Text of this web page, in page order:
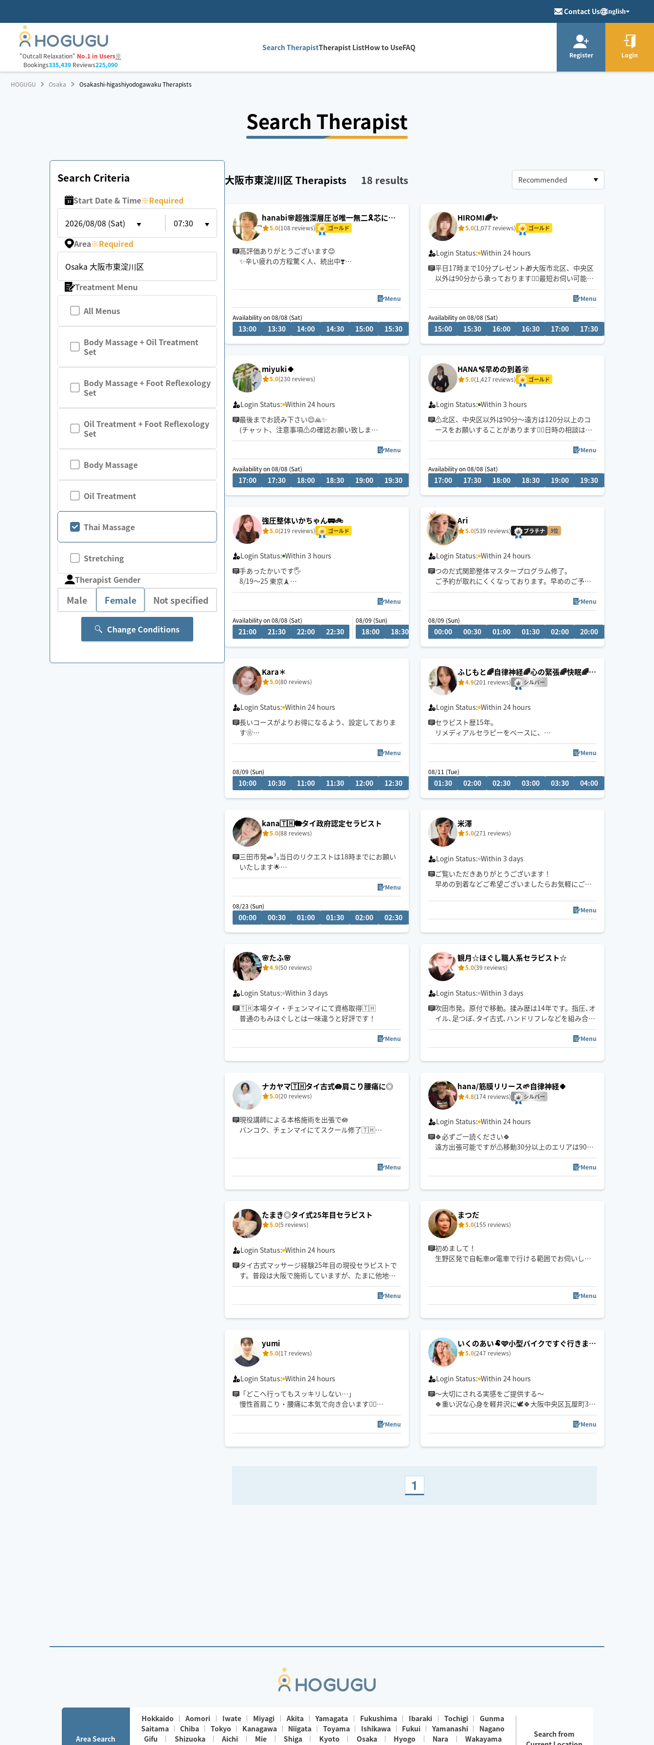
Contact Us English
"Outcall Relaxation" No.1 in Users※
Bookings335,439Reviews225,090
Search TherapistTherapist ListHow to UseFAQ
Register Login
HOGUGU Osaka Osakashi-higashiyodogawaku Therapists
Search Therapist
Search Criteria
Start Date & Time※Required
2026/08/08 (Sat)
07:30
Area※Required
Osaka 大阪市東淀川区
Treatment Menu
All Menus
Body Massage + Oil Treatment
Set
Body Massage + Foot Reflexology
Set
Oil Treatment + Foot Reflexology
Set
Body Massage
Oil Treatment
Thai Massage
Stretching
Therapist Gender
Male Female Not specified
Change Conditions
大阪市東淀川区 Therapists 18 results
hanabi🌸超強深層圧🥇唯一無二🎗️芯に効
く施術で指名多数✨
5.0(108 reviews) ゴールド
高評価ありがとうございます😊
✨辛い疲れの方程驚く人、続出中❣️
セラピスト歴20年🎀身体の悩みと向き合ってきたお
諦めていないですか？
それ、硬っている芯の部分が緩んでいないからです
ょ☝️
感覚をぜひお試し下さい✨
Menu
Availability on 08/08 (Sat)
13:00 13:30 14:00 14:30 15:00 15:30 16:30 17:00 17:30 18:00 18:30
HIROMI🌈✨
5.0(1,077 reviews) ゴールド
Login Status: Within 24 hours
平日17時まで10分プレゼント🎁大阪市北区、中央区
以外は90分から承っております🙇‍♀️最短お伺い可能✨
日時相談はチャットから相談ください💬
しっかりした圧でゆったりした流れでさせていただ
きます✨
Menu
Availability on 08/08 (Sat)
15:00 15:30 16:00 16:30 17:00 17:30
miyuki🍀
5.0(230 reviews)
Login Status: Within 24 hours
最後までお読み下さい😌🙏✨
(チャット、注意事項⚠️の確認お願い致します)
自転車🚲移動の為、
時間に余裕を持って
リクエストお願い致します😌✨
Menu
Availability on 08/08 (Sat)
17:00 17:30 18:00 18:30 19:00 19:30
08/09 (Sun)
19:00 19:30 20:00 18:00 18:30
HANA🫧早めの到着🉑
5.0(1,427 reviews) ゴールド
Login Status: Within 3 hours
⚠️北区、中央区以外は90分〜遠方は120分以上のコ
ースをお願いすることがあります🙇‍♀️日時の相談はチ
ャットor当日以降の予約をとって頂きご相談くださ
Menu
Availability on 08/08 (Sat)
17:00 17:30 18:00 18:30 19:00 19:30
強圧整体いかちゃん🚃🚲
5.0(219 reviews) ゴールド
Login Status: Within 3 hours
手あったかいです🖐️
8/19〜25 東京🗼
枠閉じてる時間でも、可能な限り
お問い合わせ頂けますと幸いです✨
※Wワークのため、お返事遅れる場合がございま
す。
Menu
Availability on 08/08 (Sat)
21:00 21:30 22:00 22:30
08/09 (Sun)
18:00 18:30 19:00 19:30 20:00 20:30 21:00 21:30
Ari
5.0(539 reviews) プラチナ 3位
Login Status: Within 24 hours
つのだ式関節整体マスタープログラム修了。
ご予約が取れにくくなっております。早めのご予約
をお勧めしています。
びっくりするくらい強押しに感じるかもしれません
が、凝り固まった部分をピンポイントでほぐす時に
感じる圧です。頑固な凝りをほぐしてスッキリした
Menu
08/09 (Sun)
00:00 00:30 01:00 01:30 02:00 20:00
Kara＊
5.0(80 reviews)
Login Status: Within 24 hours
長いコースがよりお得になるよう、設定しておりま
す❀
不定期で東京でも施術しております
タイ古式ベースの心地よいリズムと圧で、お客様一
人一人に合わせた施術を心がけており、
心身ともにリラックスしていただけるよう頑張りま
東淀川区、又は中央区から出発いたします。
地域によっては90分以上のコースをお願いする場合
がございます。予めご了承ください。
Menu
08/09 (Sun)
10:00 10:30 11:00 11:30 12:00 12:30 13:30 14:00 14:30 15:00 15:30
ふじもと🌈自律神経🌈心の緊張🌈快眠🌈疲
労回復
4.9(201 reviews) シルバー
Login Status: Within 24 hours
セラピスト歴15年。
リメディアルセラピーをベースに、
身体の深部からゆるめながら
やさしくしっかり効く💪
ただ疲れを取るだけじゃなく、
「力を抜く感覚」を思い出す時間を。
本来のパフォーマンスに戻るお手伝いをしていま
す。
🌟身体を見極めた施術を心掛け、
同業セラピストからもご指名頂いてます。
Menu
08/11 (Tue)
01:30 02:00 02:30 03:00 03:30 04:00
kana‪🇹🇭🐘タイ政府認定セラピスト
5.0(88 reviews)
三田市発🚗³₃当日のリクエストは18時までにお願い
いたします🌟
閉めてる時間帯でもお受けできることもあるので先
時間の調整をお願いするかもしれないのでご了承く
ださいm(*_ _)m
Menu
08/23 (Sun)
00:00 00:30 01:00 01:30 02:00 02:30 03:00 09:00 09:30 10:00 10:30 11:00
米澤
5.0(271 reviews)
Login Status: Within 3 days
ご覧いただきありがとうございます！
早めの到着などご希望ございましたらお気軽にご連
場所によりお時間変更いていただく可能性ございま
Menu
🌸たふ🌸
4.9(50 reviews)
Login Status: Within 3 days
🇹🇭本場タイ・チェンマイにて資格取得🇹🇭
普通のもみほぐしとは一味違うと好評です！
Menu
観月☆ほぐし職人系セラピスト☆
5.0(39 reviews)
Login Status: Within 3 days
吹田市発。原付で移動。揉み歴は14年です。指圧､オ
イル､足つぼ､タイ古式､ハンドリフレなどを組み合わ
せて､お客様のお疲れ具合やお好みに応じた施術を､
心地良く圧と真心を込めてご提供致します。ぜひ一
度ご指名下さい。時間帯や対応エリア外のご相談､強
揉み対応も可能です。施術中は返信が出来ずに自動
のご予約をどうぞ宜しくお願い致します。
Menu
ナカヤマ🇹🇭タイ古式🪷肩こり腰痛に◎
5.0(20 reviews)
現役講師による本格施術を出張で🪷
バンコク、チェンマイにてスクール修了🇹🇭
大阪市外90分〜、
ゼーションサービスの施術講師も兼任中✨
⚠️もみほぐし+フットはタイ古式+フットで施術いた
します。
💆‍♀️ドライヘッドスパ全メニュー対応可
Menu
hana/筋膜リリース🌱自律神経🍀
4.8(174 reviews) シルバー
Login Status: Within 24 hours
🍀必ずご一読ください🍀
遠方出張可能ですが⚠️移動30分以上のエリアは90分
メニューから〜移動60分以上は120分以上メニュー
施術は患部に負担なく筋膜を緩めます🪷不思議と身
るゴリゴリ揉みほぐしは身体には良くはない為やり
ません❎頑固に癒着した筋膜や凝りを負担なく緩め
ます。ご希望に合う方の予約をお待ちしております
Menu
たまき◎タイ式25年目セラピスト
5.0(5 reviews)
Login Status: Within 24 hours
タイ古式マッサージ経験25年目の現役セラピストで
す。普段は大阪で施術していますが、たまに他地方
でもお仕事しています。
各種オイルマッサージ、もみはぐしもたくさんの現
場で経験してきました。技術は確かですので安心し
細い女性の圧では物足りないような男性も大歓迎。
タイ式でもオイルとドライのミックスも可能です。
リフレッシュして新しい日を元気に過ごしましょ
Menu
まつだ
5.0(155 reviews)
初めまして！
生野区発で自転車or電車で行ける範囲でお伺いしま
市外の方90分以上であれば対応いたします👍
Menu
yumi
5.0(17 reviews)
Login Status: Within 24 hours
「どこへ行ってもスッキリしない…」
慢性首肩こり・腰痛に本気で向き合います💆‍♀️
看護師セラピスト、セラピスト歴8年。
リラックスしながら、しっかり効果を感じたい方に
おすすめです。
Menu
いくのあい🐏🩷小型バイクですぐ行きます
🛵🐉🐦‍🔥
5.0(247 reviews)
Login Status: Within 24 hours
〜大切にされる実感をご提供する〜
🍀重い沢な心身を軽井沢に🕊️🍀大阪中央区瓦屋町3丁
目
仰向け、横向きの施術の技も豊富💪
360度施術可能
Menu
1
Area Search
Hokkaido Aomori Iwate Miyagi Akita Yamagata Fukushima Ibaraki Tochigi
Gunma
Saitama
Chiba Tokyo Kanagawa Niigata Toyama Ishikawa Fukui Yamanashi
Nagano
Gifu
Shizuoka Aichi Mie Shiga Kyoto Osaka Hyogo Nara
Wakayama
Search from